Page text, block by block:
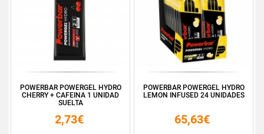
POWERBAR POWERGEL HYDRO
CHERRY + CAFEINA 1 UNIDAD
SUELTA
2,73€
POWERBAR POWERGEL HYDRO
LEMON INFUSED 24 UNIDADES
65,63€